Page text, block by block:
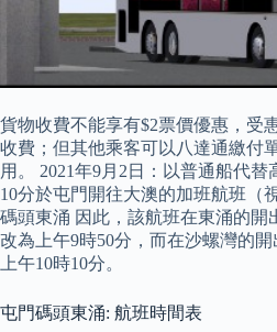
貨物收費不能享有$2票價優惠，受
收費；但其他乘客可以八達通繳付
用。 2021年9月2日：以普通船代
10分於屯門開往大澳的加班航班（
碼頭東涌 因此，該航班在東涌的開
改為上午9時50分，而在沙螺灣的
上午10時10分。
屯門碼頭東涌: 航班時間表